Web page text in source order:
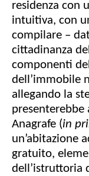
residenza con
intuitiva, con
compilare –
cittadinanza
componenti
dell’immobile
allegando la
presenterebbe
Anagrafe (in
un’abitazione
gratuito,
dell’istruttoria